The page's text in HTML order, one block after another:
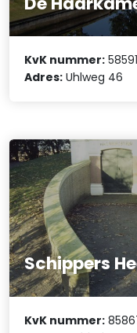
KvK nummer:
Adres: Uhlweg 46
Schippers
KvK nummer: